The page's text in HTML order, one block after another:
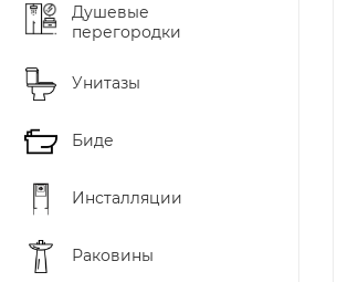
Душевые
перегородки
Унитазы
Биде
Инсталляции
Раковины